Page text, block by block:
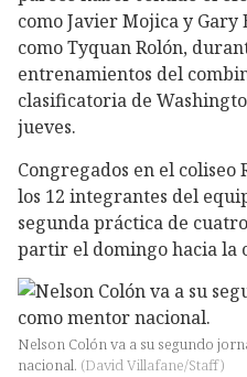
como Javier Mojica y
como Tyquan Rolón,
entrenamientos del
clasificatoria de
jueves.
Congregados en el coliseo
los 12 integrantes del
segunda práctica de
partir el domingo hacia la
Nelson Colón va a su segundo
nacional. (David Villafane/Staff)